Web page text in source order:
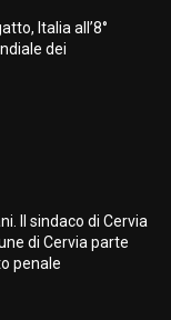
Italia all’8°
dei
Il sindaco di Cervia
di Cervia parte
penale